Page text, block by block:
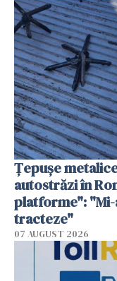
Țepușe
autostrăzi în
platforme": "Mi-
tracteze"
07 AUGUST 2026